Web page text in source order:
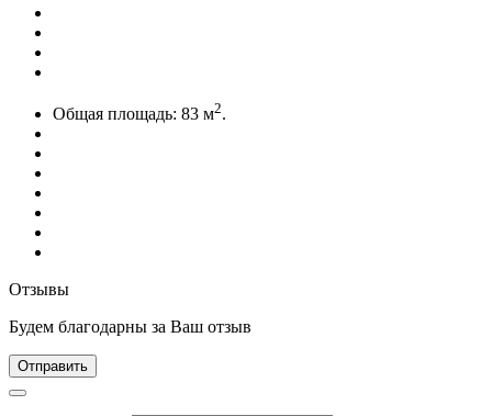
Общая площадь: 83 м2.
Отзывы
Будем благодарны за Ваш отзыв
Отправить